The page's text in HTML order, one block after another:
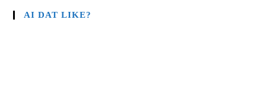
AI DAT LIKE?